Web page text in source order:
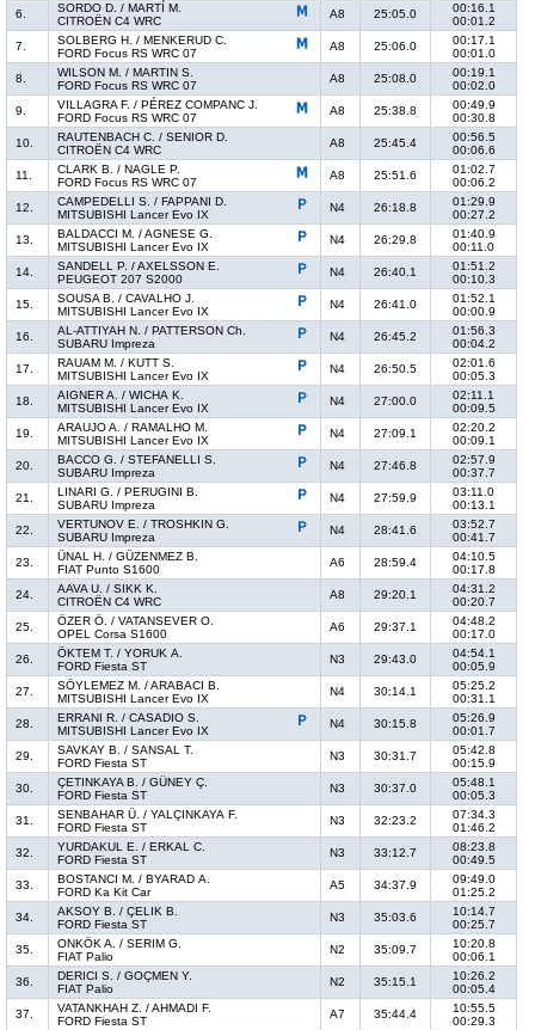
6.
SORDO D. / MARTÍ M.
CITROËN C4 WRC
A8 25:05.0
00:16.1
00:01.2
7.
SOLBERG H. / MENKERUD C.
FORD Focus RS WRC 07
A8 25:06.0
00:17.1
00:01.0
8.
WILSON M. / MARTIN S.
FORD Focus RS WRC 07
A8 25:08.0
00:19.1
00:02.0
9.
VILLAGRA F. / PÉREZ COMPANC J.
FORD Focus RS WRC 07
A8 25:38.8
00:49.9
00:30.8
10.
RAUTENBACH C. / SENIOR D.
CITROËN C4 WRC
A8 25:45.4
00:56.5
00:06.6
11.
CLARK B. / NAGLE P.
FORD Focus RS WRC 07
A8 25:51.6
01:02.7
00:06.2
12.
CAMPEDELLI S. / FAPPANI D.
MITSUBISHI Lancer Evo IX
N4 26:18.8
01:29.9
00:27.2
13.
BALDACCI M. / AGNESE G.
MITSUBISHI Lancer Evo IX
N4 26:29.8
01:40.9
00:11.0
14.
SANDELL P. / AXELSSON E.
PEUGEOT 207 S2000
N4 26:40.1
01:51.2
00:10.3
15.
SOUSA B. / CAVALHO J.
MITSUBISHI Lancer Evo IX
N4 26:41.0
01:52.1
00:00.9
16.
AL-ATTIYAH N. / PATTERSON Ch.
SUBARU Impreza
N4 26:45.2
01:56.3
00:04.2
17.
RAUAM M. / KUTT S.
MITSUBISHI Lancer Evo IX
N4 26:50.5
02:01.6
00:05.3
18.
AIGNER A. / WICHA K.
MITSUBISHI Lancer Evo IX
N4 27:00.0
02:11.1
00:09.5
19.
ARAUJO A. / RAMALHO M.
MITSUBISHI Lancer Evo IX
N4 27:09.1
02:20.2
00:09.1
20.
BACCO G. / STEFANELLI S.
SUBARU Impreza
N4 27:46.8
02:57.9
00:37.7
21.
LINARI G. / PERUGINI B.
SUBARU Impreza
N4 27:59.9
03:11.0
00:13.1
22.
VERTUNOV E. / TROSHKIN G.
SUBARU Impreza
N4 28:41.6
03:52.7
00:41.7
23.
ÜNAL H. / GÜZENMEZ B.
FIAT Punto S1600
A6 28:59.4
04:10.5
00:17.8
24.
AAVA U. / SIKK K.
CITROËN C4 WRC
A8 29:20.1
04:31.2
00:20.7
25.
ÖZER Ö. / VATANSEVER O.
OPEL Corsa S1600
A6 29:37.1
04:48.2
00:17.0
26.
ÖKTEM T. / YORUK A.
FORD Fiesta ST
N3 29:43.0
04:54.1
00:05.9
27.
SÖYLEMEZ M. / ARABACI B.
MITSUBISHI Lancer Evo IX
N4 30:14.1
05:25.2
00:31.1
28.
ERRANI R. / CASADIO S.
MITSUBISHI Lancer Evo IX
N4 30:15.8
05:26.9
00:01.7
29.
SAVKAY B. / SANSAL T.
FORD Fiesta ST
N3 30:31.7
05:42.8
00:15.9
30.
ÇETINKAYA B. / GÜNEY Ç.
FORD Fiesta ST
N3 30:37.0
05:48.1
00:05.3
31.
SENBAHAR Ü. / YALÇINKAYA F.
FORD Fiesta ST
N3 32:23.2
07:34.3
01:46.2
32.
YURDAKUL E. / ERKAL C.
FORD Fiesta ST
N3 33:12.7
08:23.8
00:49.5
33.
BOSTANCI M. / BYARAD A.
FORD Ka Kit Car
A5 34:37.9
09:49.0
01:25.2
34.
AKSOY B. / ÇELIK B.
FORD Fiesta ST
N3 35:03.6
10:14.7
00:25.7
35.
ONKÖK A. / SERIM G.
FIAT Palio
N2 35:09.7
10:20.8
00:06.1
36.
DERICI S. / GOÇMEN Y.
FIAT Palio
N2 35:15.1
10:26.2
00:05.4
37.
VATANKHAH Z. / AHMADI F.
FORD Fiesta ST
A7 35:44.4
10:55.5
00:29.3